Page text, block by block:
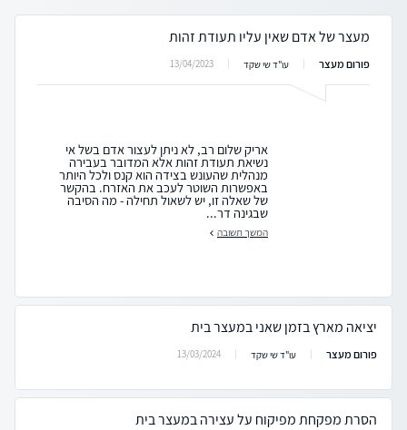
מעצר של אדם שאין עליו תעודת זהות
פורום מעצר עו"ד שי שקד 13/04/2023
אריק שלום רב, לא ניתן לעצור אדם בשל אי
נשיאת תעודת זהות אלא המדובר בעבירה
מנהלית שהעונש בצידה הוא קנס ולכל היותר
באפשרות השוטר לעכב את האזרח. בהקשר
של שאלה זו, יש לשאול תחילה - מה הסיבה
שבגינה דר...
המשך תשובה
יציאה מארץ בזמן שאני במעצר בית
פורום מעצר עו"ד שי שקד 13/03/2024
הסרת מפקחת מפיקוח על עצירה במעצר בית